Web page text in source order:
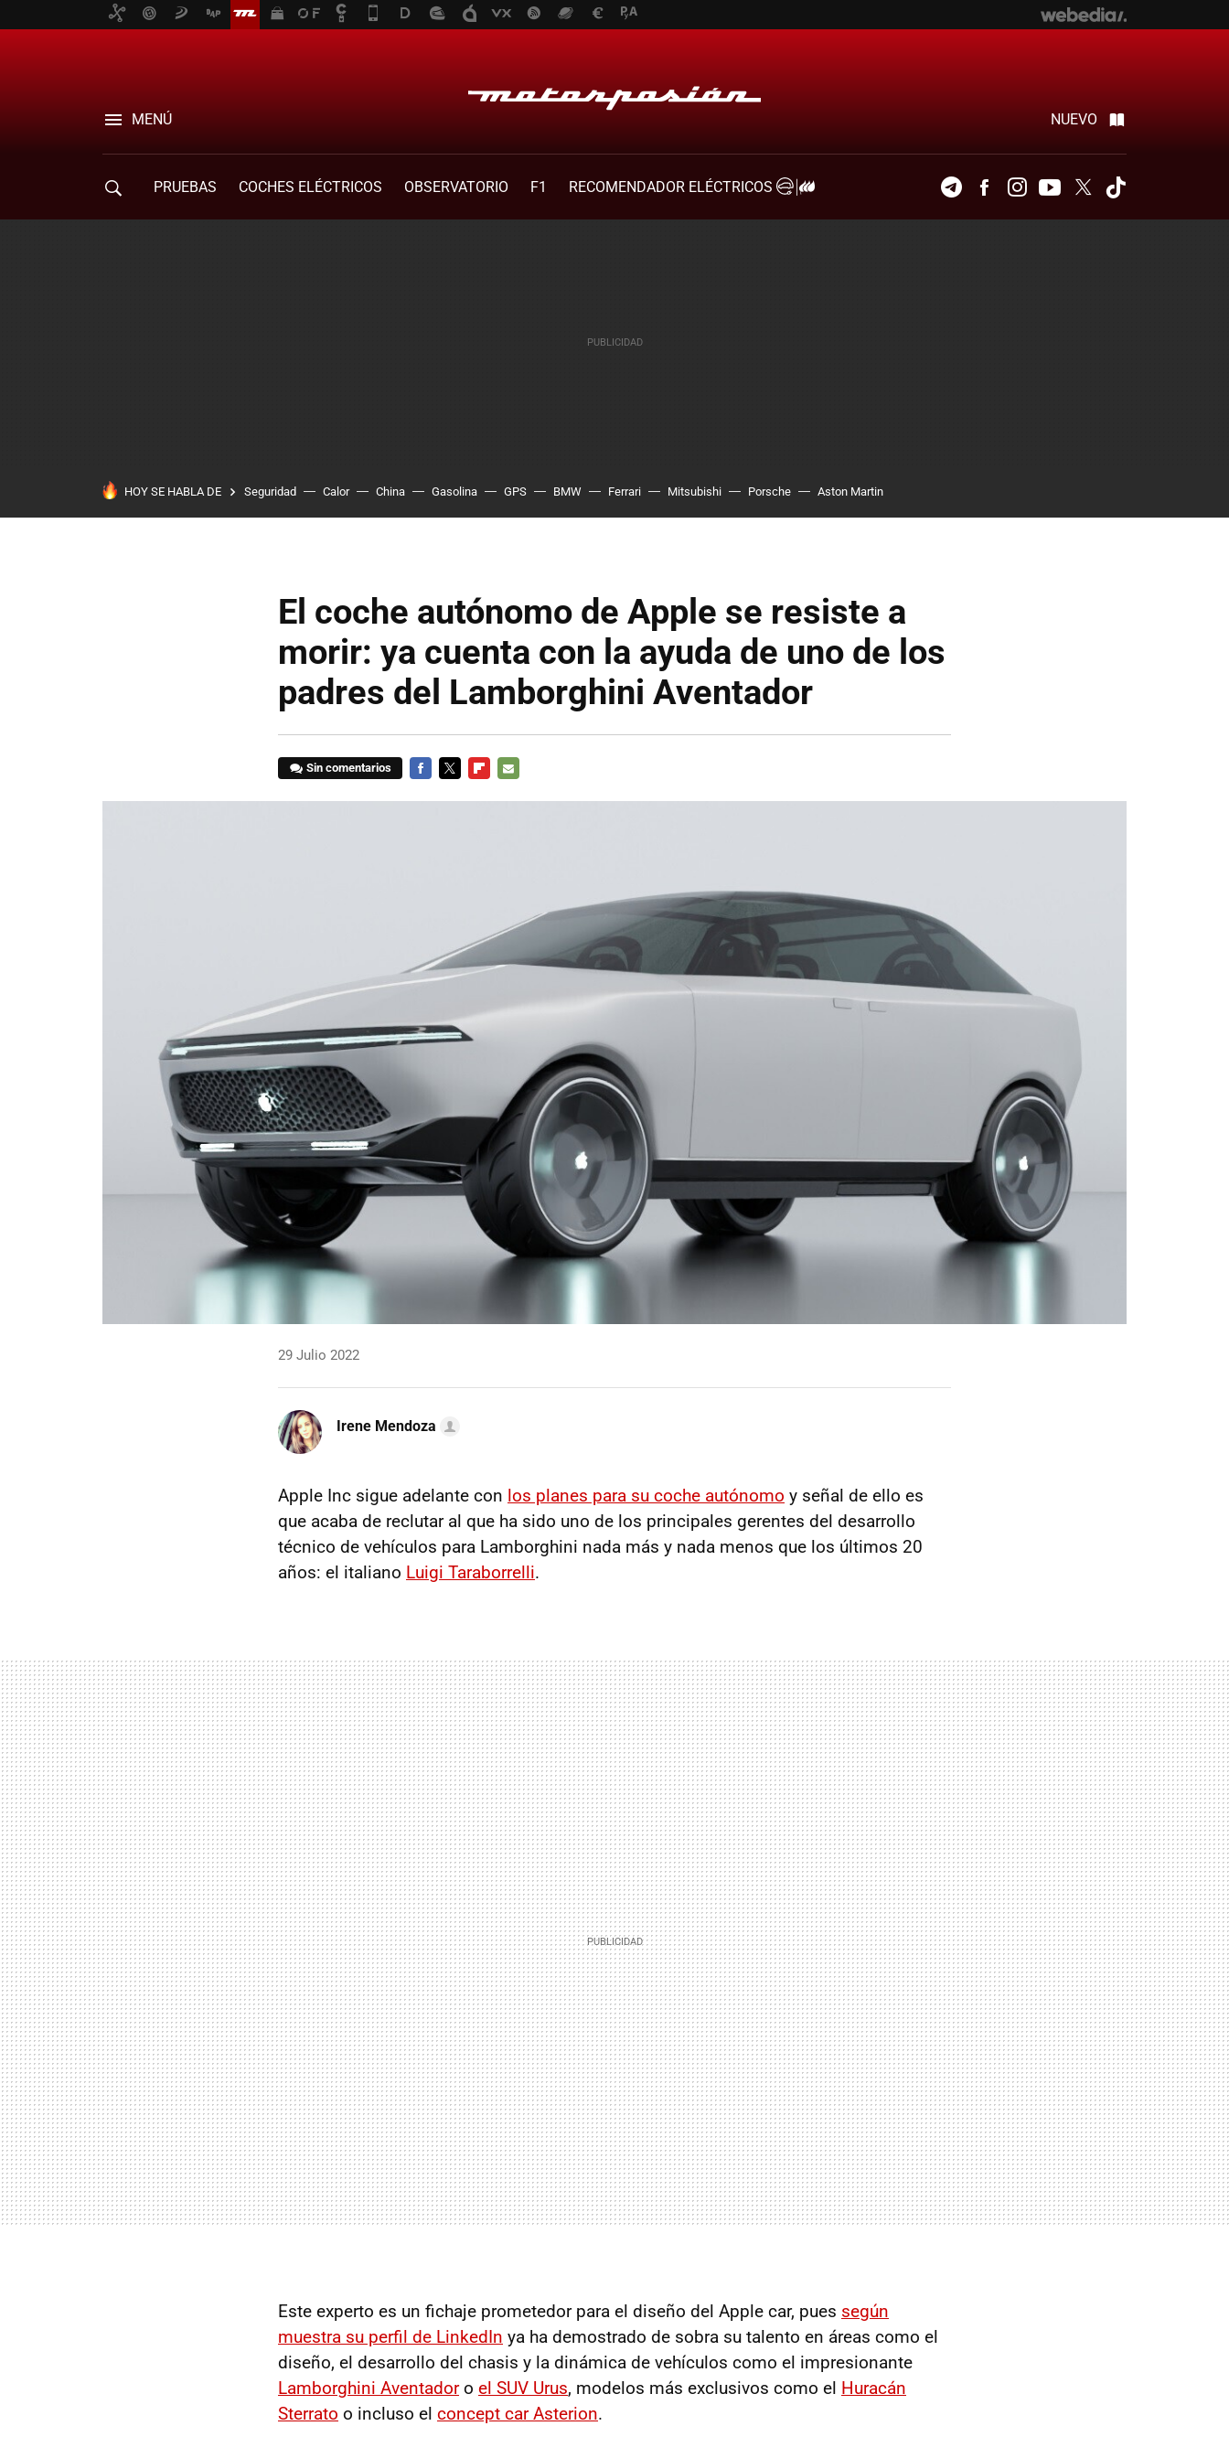
MENÚ NUEVO
PRUEBAS COCHES ELÉCTRICOS OBSERVATORIO F1
RECOMENDADOR ELÉCTRICOS
TelegramFacebookInstagramYoutubeTwitter
HOY SE HABLA DE Seguridad Calor China Gasolina GPS BMW Ferrari Mitsubishi Porsche Aston Martin
El coche autónomo de Apple se resiste a
morir: ya cuenta con la ayuda de uno de los
padres del Lamborghini Aventador
Sin comentarios
29 Julio 2022
Irene Mendoza
Apple Inc sigue adelante con los planes para su coche autónomo y señal de ello es
que acaba de reclutar al que ha sido uno de los principales gerentes del desarrollo
técnico de vehículos para Lamborghini nada más y nada menos que los últimos 20
años: el italiano Luigi Taraborrelli.
Este experto es un fichaje prometedor para el diseño del Apple car, pues según
muestra su perfil de LinkedIn ya ha demostrado de sobra su talento en áreas como el
diseño, el desarrollo del chasis y la dinámica de vehículos como el impresionante
Lamborghini Aventadoro el SUV Urus, modelos más exclusivos como el Huracán
Sterrato o incluso el concept car Asterion.